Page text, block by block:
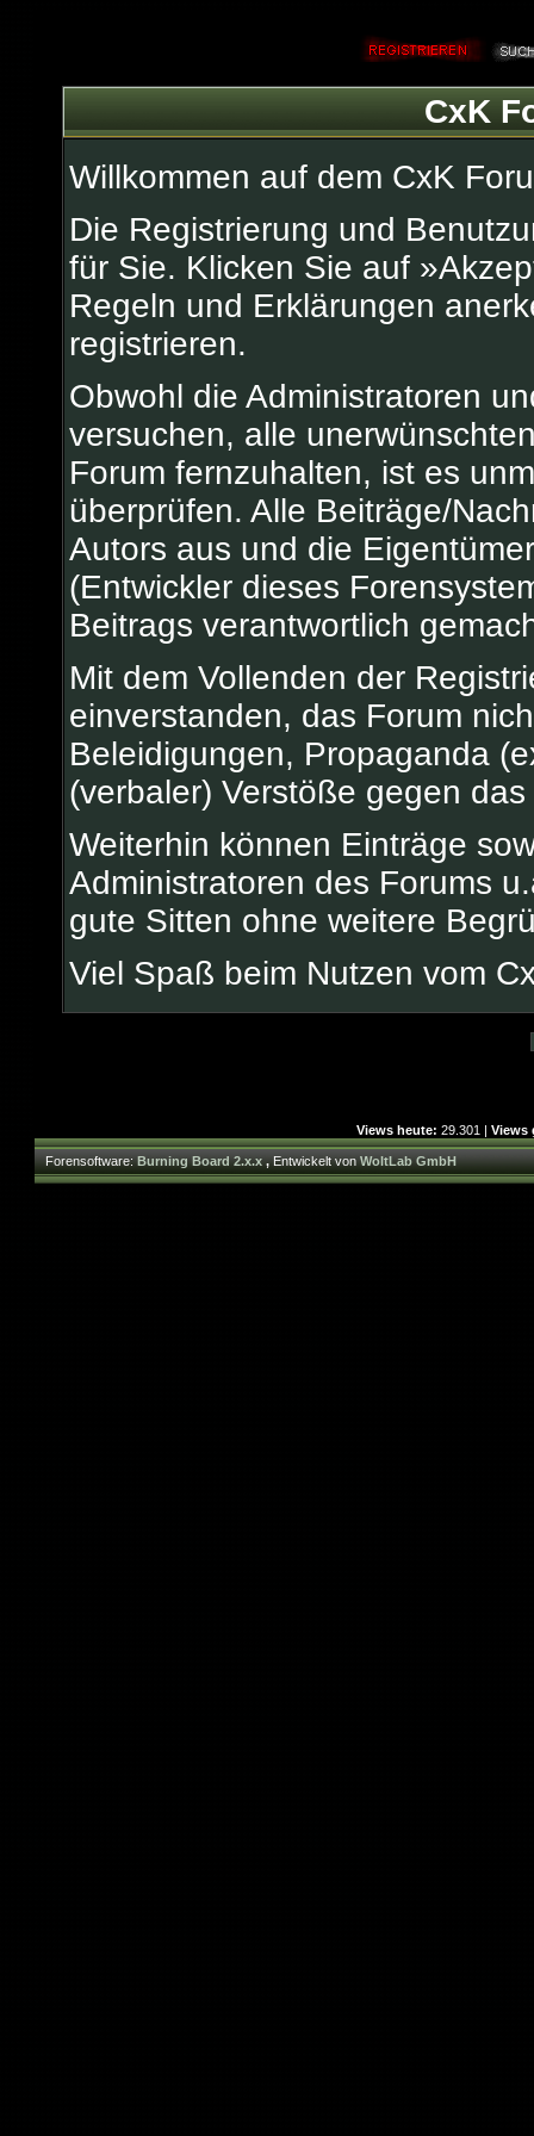
CxK
Willkommen auf dem CxK
Die Registrierung und
für Sie. Klicken Sie auf
Regeln und Erklärungen
registrieren.
Obwohl die Administratoren
versuchen, alle
Forum fernzuhalten, ist es
überprüfen. Alle Beiträge/
Autors aus und die
(Entwickler dieses
Beitrags verantwortlich
Mit dem Vollenden der
einverstanden, das Forum
Beleidigungen, Propaganda
(verbaler) Verstöße gegen
Weiterhin können Einträge
Administratoren des Forums
gute Sitten ohne weitere
Viel Spaß beim Nutzen vom
Views heute: 29.301 | Views
Forensoftware:Burning Board 2.x.x,Entwickelt vonWoltLab GmbH